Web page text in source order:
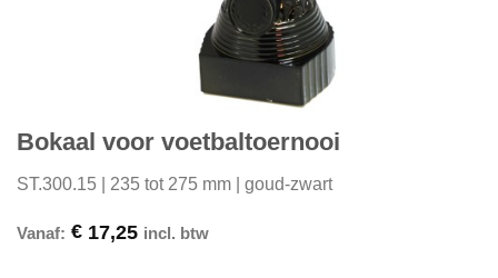
Bokaal voor voetbaltoernooi
ST.300.15 | 235 tot 275 mm | goud-zwart
Vanaf: € 17,25 incl. btw